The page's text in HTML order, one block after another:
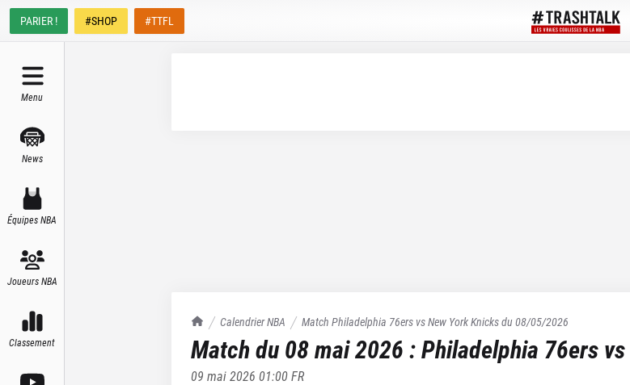
PARIER ! #SHOP #TTFL
Menu
News
Équipes NBA
Joueurs NBA
Classement
TrashTalk Actu NBA
Calendrier NBA Match Philadelphia 76ers vsNew York Knicksdu08/05/2026
Match du 08 mai 2026 :Philadelphia 76ers vs
09 mai 2026 01:00FR